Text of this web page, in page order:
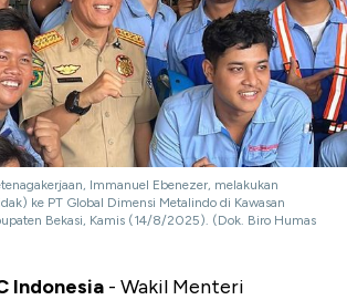
Immanuel Ebenezer, melakukan
ke PT Global Dimensi Metalindo di Kawasan
Bekasi, Kamis (14/8/2025). (Dok. Biro Humas
Indonesia - Wakil Menteri